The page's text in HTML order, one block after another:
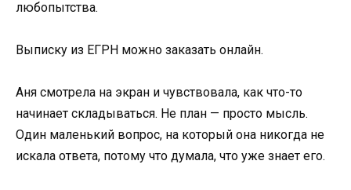
любопытства.
Выписку из ЕГРН можно заказать онлайн.
Аня смотрела на экран и чувствовала, как что-то
начинает складываться. Не план — просто мысль.
Один маленький вопрос, на который она никогда не
искала ответа, потому что думала, что уже знает его.